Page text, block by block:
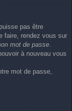
pas être
faire, rendez vous sur
mot de passe.
à nouveau vous
mot de passe,